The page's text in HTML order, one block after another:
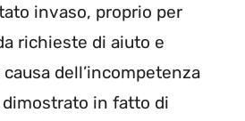
invaso, proprio per
richieste di aiuto e
causa dell’incompetenza
in fatto di